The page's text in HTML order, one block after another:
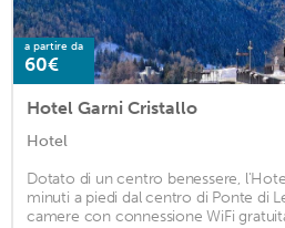
a partire da
60€
Hotel Garni Cristallo
Hotel
Dotato di un centro benessere,
minuti a piedi dal centro di Ponte di
camere con connessione WiFi